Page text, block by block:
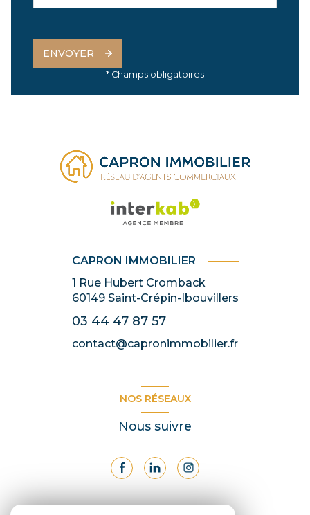
ENVOYER
* Champs obligatoires
CAPRON IMMOBILIER
1 Rue Hubert Cromback
60149 Saint-Crépin-Ibouvillers
03 44 47 87 57
contact@capronimmobilier.fr
NOS RÉSEAUX
Nous suivre